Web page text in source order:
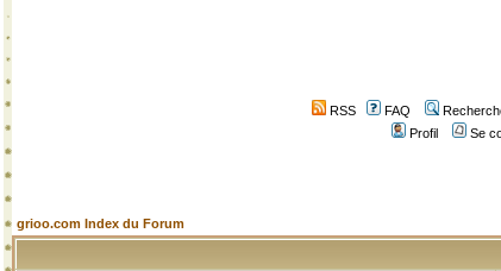
RSS FAQ
Profil
Se
grioo.com Index du Forum